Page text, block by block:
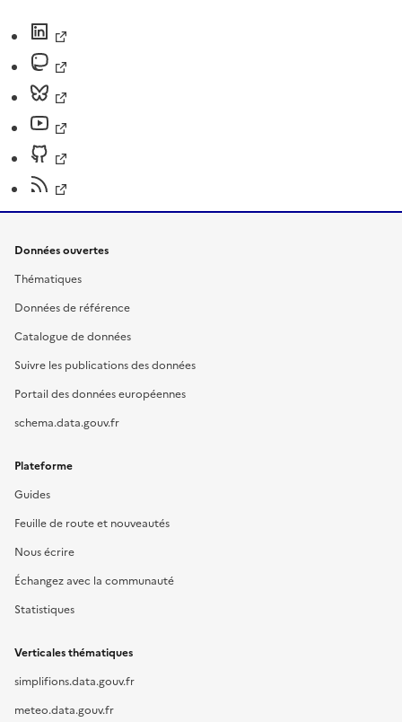
Données ouvertes
Thématiques
Données de référence
Catalogue de données
Suivre les publications des données
Portail des données européennes
schema.data.gouv.fr
Plateforme
Guides
Feuille de route et nouveautés
Nous écrire
Échangez avec la communauté
Statistiques
Verticales thématiques
simplifions.data.gouv.fr
meteo.data.gouv.fr